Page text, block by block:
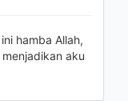
hamba Allah,
aku